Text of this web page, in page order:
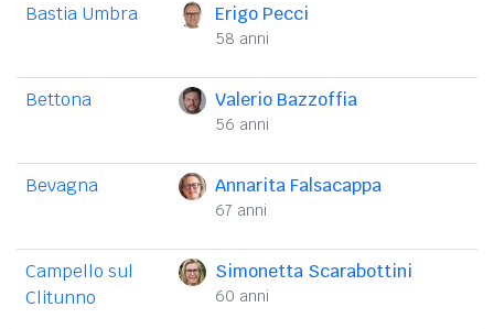
Bastia Umbra Erigo Pecci
58 anni
Bettona Valerio Bazzoffia
56 anni
Bevagna Annarita Falsacappa
67 anni
Campello sul
Clitunno
Simonetta Scarabottini
60 anni